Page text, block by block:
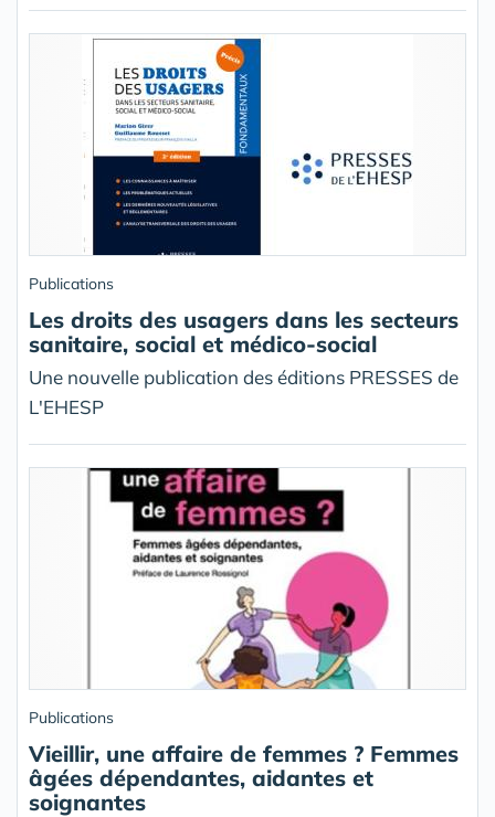
Publications
Les droits des usagers dans les secteurs
sanitaire, social et médico-social
Une nouvelle publication des éditions PRESSES de
L'EHESP
Publications
Vieillir, une affaire de femmes ? Femmes
âgées dépendantes, aidantes et
soignantes